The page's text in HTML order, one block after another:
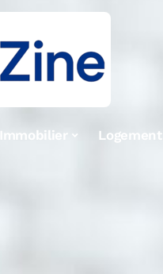
Immobilier Logement